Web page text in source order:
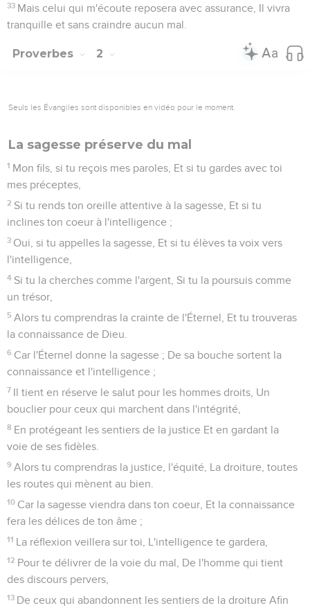
33 Mais celui qui m'écoute reposera avec assurance, Il vivra
tranquille et sans craindre aucun mal.
Proverbes 2
Seuls les Évangiles sont disponibles en vidéo pour le moment.
La sagesse préserve du mal
1 Mon fils, si tu reçois mes paroles, Et si tu gardes avec toi
mes préceptes,
2 Si tu rends ton oreille attentive à la sagesse, Et si tu
inclines ton coeur à l'intelligence ;
3 Oui, si tu appelles la sagesse, Et si tu élèves ta voix vers
l'intelligence,
4 Si tu la cherches comme l'argent, Si tu la poursuis comme
un trésor,
5 Alors tu comprendras la crainte de l'Éternel, Et tu trouveras
la connaissance de Dieu.
6 Car l'Éternel donne la sagesse ; De sa bouche sortent la
connaissance et l'intelligence ;
7 Il tient en réserve le salut pour les hommes droits, Un
bouclier pour ceux qui marchent dans l'intégrité,
8 En protégeant les sentiers de la justice Et en gardant la
voie de ses fidèles.
9 Alors tu comprendras la justice, l'équité, La droiture, toutes
les routes qui mènent au bien.
10 Car la sagesse viendra dans ton coeur, Et la connaissance
fera les délices de ton âme ;
11 La réflexion veillera sur toi, L'intelligence te gardera,
12 Pour te délivrer de la voie du mal, De l'homme qui tient
des discours pervers,
13 De ceux qui abandonnent les sentiers de la droiture Afin